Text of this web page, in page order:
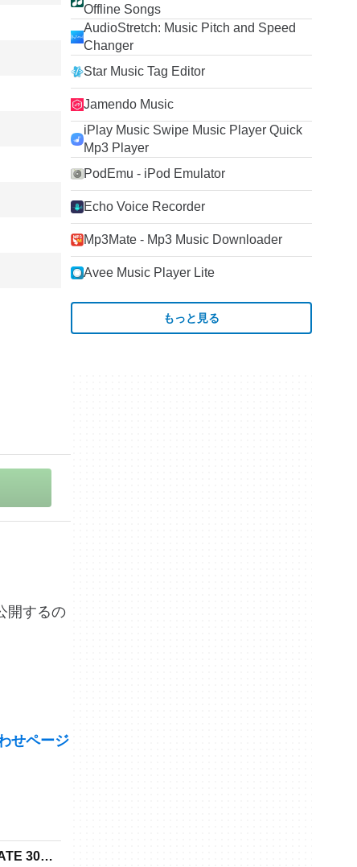
せページ
30
Offline Songs
AudioStretch: Music Pitch and Speed
Changer
Star Music Tag Editor
Jamendo Music
iPlay Music Swipe Music Player Quick
Mp3 Player
PodEmu - iPod Emulator
Echo Voice Recorder
Mp3Mate - Mp3 Music Downloader
Avee Music Player Lite
もっと見る